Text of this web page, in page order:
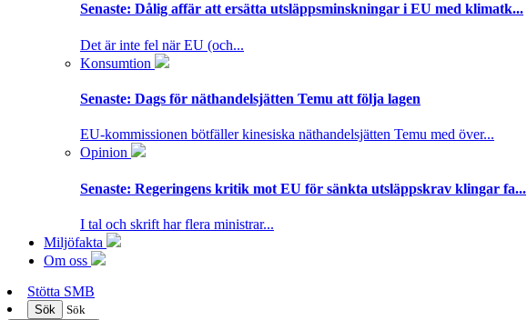
Senaste: Dålig affär att ersätta utsläppsminskningar i EU med klimatk...
Det är inte fel när EU (och...
Konsumtion
Senaste: Dags för näthandelsjätten Temu att följa lagen
EU-kommissionen bötfäller kinesiska näthandelsjätten Temu med över...
Opinion
Senaste: Regeringens kritik mot EU för sänkta utsläppskrav klingar fa...
I tal och skrift har flera ministrar...
Miljöfakta
Om oss
Stötta SMB
Sök
Sök